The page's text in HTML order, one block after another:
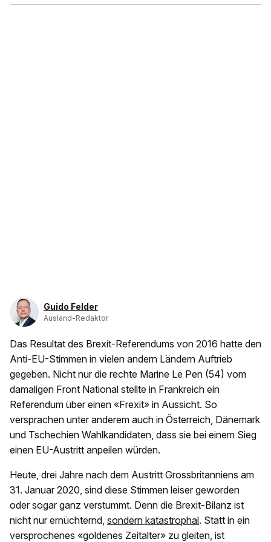
Guido Felder
Ausland-Redaktor
Das Resultat des Brexit-Referendums von 2016 hatte den
Anti-EU-Stimmen in vielen andern Ländern Auftrieb
gegeben. Nicht nur die rechte Marine Le Pen (54) vom
damaligen Front National stellte in Frankreich ein
Referendum über einen «Frexit» in Aussicht. So
versprachen unter anderem auch in Österreich, Dänemark
und Tschechien Wahlkandidaten, dass sie bei einem Sieg
einen EU-Austritt anpeilen würden.
Heute, drei Jahre nach dem Austritt Grossbritanniens am
31. Januar 2020, sind diese Stimmen leiser geworden
oder sogar ganz verstummt. Denn die Brexit-Bilanz ist
nicht nur ernüchternd, sondern katastrophal. Statt in ein
versprochenes «goldenes Zeitalter» zu gleiten, ist